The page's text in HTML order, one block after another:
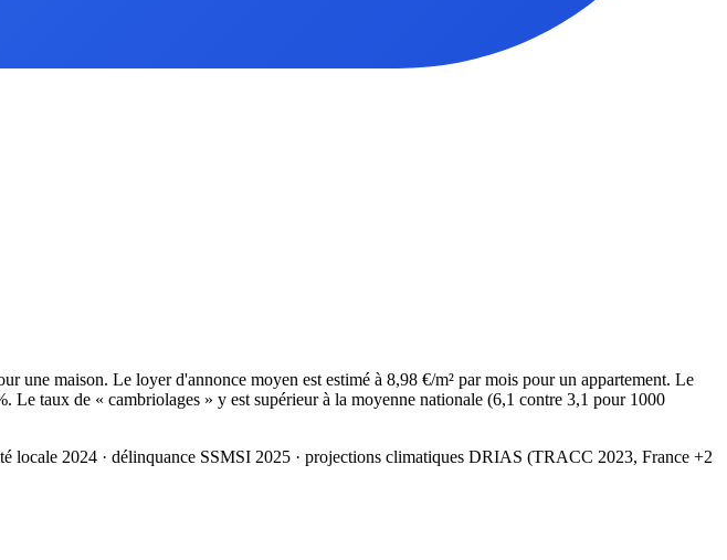
maison. Le loyer d'annonce moyen est estimé à 8,98 €/m² par mois pour un appartement. Le
taux de « cambriolages » y est supérieur à la moyenne nationale (6,1 contre 3,1 pour 1000
locale 2024 · délinquance SSMSI 2025 · projections climatiques DRIAS (TRACC 2023, France +2